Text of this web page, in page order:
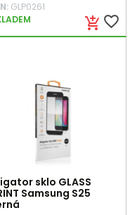
add_shopping_cart favorite_border
GLP0261
sklo GLASS
Samsung S25